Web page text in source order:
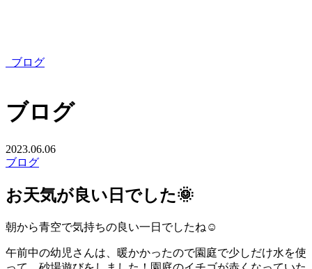
ブログ
ブログ
2023.06.06
ブログ
お天気が良い日でした🌞
朝から青空で気持ちの良い一日でしたね☺
午前中の幼児さんは、暖かかったので園庭で少しだけ水を使